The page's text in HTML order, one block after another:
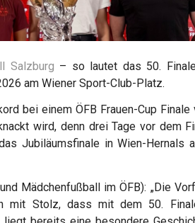
Salzburg – so lautet das 50.
am Wiener Sport-Club-Platz.
bei einem ÖFB Frauen-Cup Finale
wird, denn drei Tage vor dem
Jubiläumsfinale in Wien-Hernals
Mädchenfußball im ÖFB): „Die
mit Stolz, dass mit dem 50.